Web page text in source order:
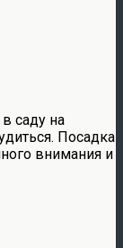
саду на
Посадка
внимания и